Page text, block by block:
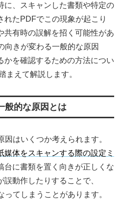
に、スキャンした書類や特定の
れたPDFでこの現象が起こり
共有時の誤解を招く可能性があ
向きが変わる一般的な原因
かを確認するための方法につい
まえて解説します。
般的な原因とは
はいくつか考えられます。
媒体をスキャンする際の設定ミ
台に書類を置く向きが正しくな
動作したりすることで、
てしまうことがあります。